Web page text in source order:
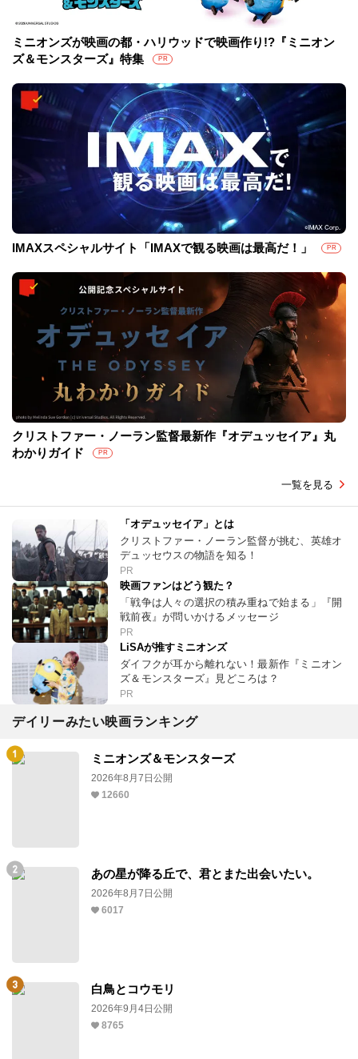
ミニオンズが映画の都・ハリウッドで映画作り!?『ミニオン
ズ＆モンスターズ』特集
PR
IMAXスペシャルサイト「IMAXで観る映画は最高だ！」 PR
クリストファー・ノーラン監督最新作『オデュッセイア』丸
わかりガイド
PR
一覧を見る
「オデュッセイア」とは
クリストファー・ノーラン監督が挑む、英雄オ
デュッセウスの物語を知る！
PR
映画ファンはどう観た？
「戦争は人々の選択の積み重ねで始まる」『開
戦前夜』が問いかけるメッセージ
PR
LiSAが推すミニオンズ
ダイフクが耳から離れない！最新作『ミニオン
ズ＆モンスターズ』見どころは？
PR
デイリーみたい映画ランキング
ミニオンズ＆モンスターズ
2026年8月7日公開
12660
あの星が降る丘で、君とまた出会いたい。
2026年8月7日公開
6017
白鳥とコウモリ
2026年9月4日公開
8765